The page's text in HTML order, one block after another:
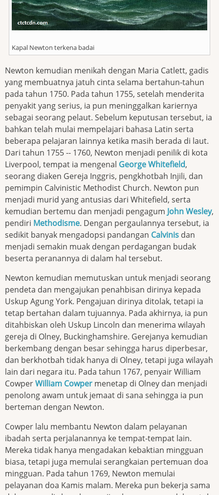
Kapal Newton terkena badai
Newton kemudian menikah dengan Maria Catlett, gadis
yang membuatnya jatuh cinta selama bertahun-tahun
pada tahun 1750. Pada tahun 1755, setelah menderita
penyakit yang serius, ia pun meninggalkan kariernya
sebagai seorang pelaut. Sebelum keputusan tersebut, ia
bahkan telah mulai mempelajari bahasa Latin serta
beberapa pelajaran lainnya ketika masih berada di laut.
Dari tahun 1755 -- 1760, Newton menjadi penilik di kota
Liverpool, tempat ia mengenal George Whitefield,
seorang diaken Gereja Inggris, pengkhotbah Injili, dan
pemimpin Calvinistic Methodist Church. Newton pun
menjadi murid yang antusias dari Whitefield, serta
kemudian bertemu dan menjadi pengagum John Wesley,
pendiri Methodisme. Dengan pergaulannya tersebut, ia
sedikit banyak mengadopsi pandangan Calvinis dan
menjadi semakin muak dengan perdagangan budak
beserta peranannya di dalam hal tersebut.
Newton kemudian memutuskan untuk menjadi seorang
pendeta dan mengajukan penahbisan dirinya kepada
Uskup Agung York. Pengajuan dirinya ditolak, tetapi ia
tetap bertahan dalam tujuannya. Pada akhirnya, ia pun
ditahbiskan oleh Uskup Lincoln dan menerima wilayah
gereja di Olney, Buckinghamshire. Gerejanya kemudian
berkembang dengan besar sehingga harus diperbesar,
dan berkhotbah tidak hanya di Olney, tetapi juga wilayah
lain dari negara itu. Pada tahun 1767, penyair William
CowperWilliam Cowper menetap di Olney dan menjadi
penolong awam untuk jemaat di sana sehingga ia pun
berteman dengan Newton.
Cowper lalu membantu Newton dalam pelayanan
ibadah serta perjalanannya ke tempat-tempat lain.
Mereka tidak hanya mengadakan kebaktian mingguan
biasa, tetapi juga memulai serangkaian pertemuan doa
mingguan. Pada tahun 1769, Newton memulai
pelayanan doa Kamis malam. Mereka pun bekerja sama